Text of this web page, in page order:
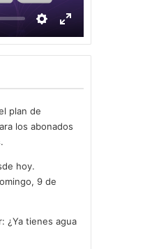
plan de
los abonados
hoy.
9 de
¿Ya tienes agua